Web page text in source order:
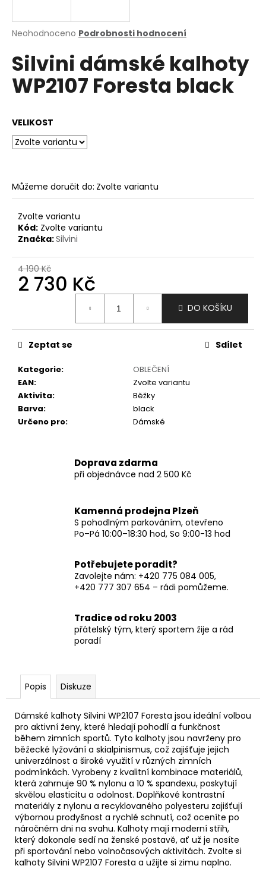
Průměrné
produktu
je
0,0
z
Neohodnoceno Podrobnosti hodnocení
Silvini dámské kalhoty
WP2107 Foresta black
VELIKOST
Můžeme doručit do: Zvolte variantu
Zvolte variantu
Kód: Zvolte variantu
Značka:Silvini
4 190 Kč
2 730 Kč
DO KOŠÍKU
Kategorie:
OBLEČENÍ
EAN:
Zvolte variantu
Aktivita:
Běžky
Barva:
black
Určeno pro: Dámské
Zeptat se Sdílet
Doprava zdarma
při objednávce nad 2 500 Kč
Kamenná prodejna Plzeň
S pohodlným parkováním, otevřeno
Po–Pá 10:00–18:30 hod, So 9:00-13 hod
Potřebujete poradit?
Zavolejte nám: +420 775 084 005,
+420 777 307 654 – rádi pomůžeme.
Tradice od roku 2003
přátelský tým, který sportem žije a rád
poradí
Popis Diskuze
Dámské kalhoty Silvini WP2107 Foresta jsou ideální volbou
pro aktivní ženy, které hledají pohodlí a funkčnost
během zimních sportů. Tyto kalhoty jsou navrženy pro
běžecké lyžování a skialpinismus, což zajišťuje jejich
univerzálnost a široké využití v různých zimních
podmínkách. Vyrobeny z kvalitní kombinace materiálů,
která zahrnuje 90 % nylonu a 10 % spandexu, poskytují
skvělou elasticitu a odolnost. Doplňkové kontrastní
materiály z nylonu a recyklovaného polyesteru zajišťují
výbornou prodyšnost a rychlé schnutí, což oceníte po
náročném dni na svahu. Kalhoty mají moderní střih,
který dokonale sedí na ženské postavě, ať už je nosíte
při sportování nebo volnočasových aktivitách. Zvolte si
kalhoty Silvini WP2107 Foresta a užijte si zimu naplno.
j
t
?
D
o
p
o
u
č
u
e